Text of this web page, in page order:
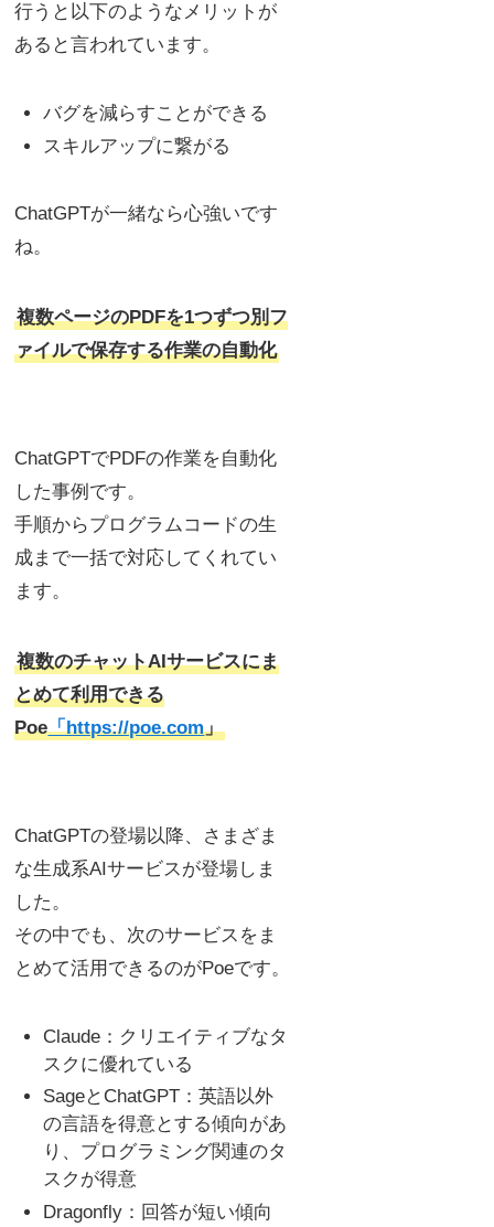
行うと以下のようなメリットが
あると言われています。
バグを減らすことができる
スキルアップに繋がる
ChatGPTが一緒なら心強いです
ね。
複数ページのPDFを1つずつ別フ
ァイルで保存する作業の自動化
ChatGPTでPDFの作業を自動化
した事例です。
手順からプログラムコードの生
成まで一括で対応してくれてい
ます。
複数のチャットAIサービスにま
とめて利用できる
Poe「https://poe.com」
ChatGPTの登場以降、さまざま
な生成系AIサービスが登場しま
した。
その中でも、次のサービスをま
とめて活用できるのがPoeです。
Claude：クリエイティブなタ
スクに優れている
SageとChatGPT：英語以外
の言語を得意とする傾向があ
り、プログラミング関連のタ
スクが得意
Dragonfly：回答が短い傾向